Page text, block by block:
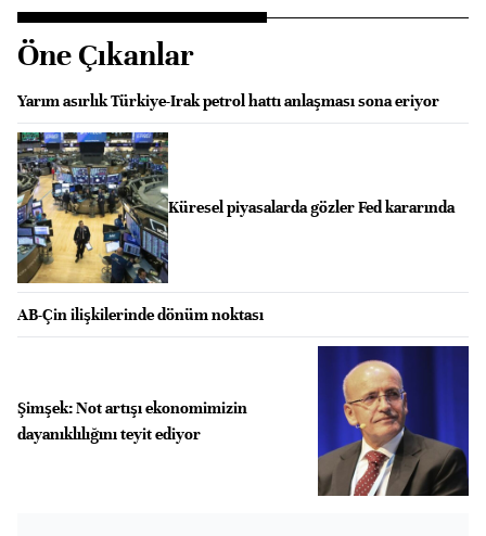
Öne Çıkanlar
Yarım asırlık Türkiye-Irak petrol hattı anlaşması sona eriyor
Küresel piyasalarda gözler Fed kararında
AB-Çin ilişkilerinde dönüm noktası
Şimşek: Not artışı ekonomimizin
dayanıklılığını teyit ediyor